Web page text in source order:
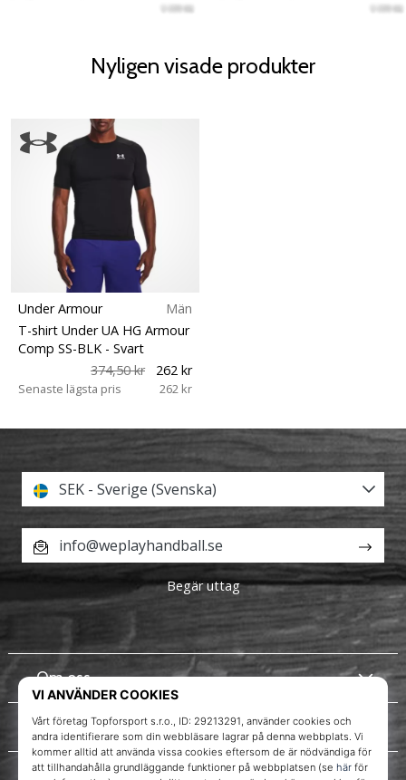
Nyligen visade produkter
Under Armour
Män
T-shirt Under UA HG Armour
Comp SS-BLK - Svart
374,50 kr
262 kr
Senaste lägsta pris 262 kr
Om oss
Kundtjänst
SEK - Sverige (Svenska)
info@weplayhandball.se
Begär uttag